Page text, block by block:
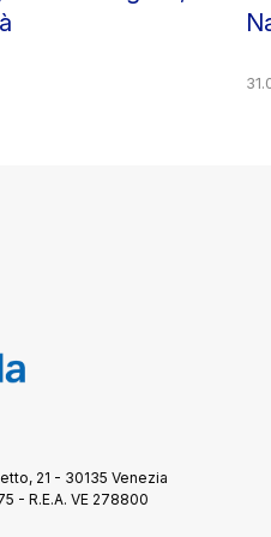
21 - 30135 Venezia
- R.E.A. VE 278800